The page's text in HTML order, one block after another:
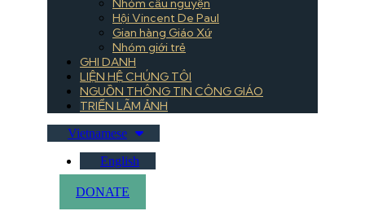
Nhóm cầu nguyện
Hội Vincent De Paul
Gian hàng Giáo Xứ
Nhóm giới trẻ
GHI DANH
LIỆN HỆ CHÚNG TÔI
NGUỒN THÔNG TIN CÔNG GIÁO
TRIỂN LÃM ẢNH
Vietnamese
English
DONATE